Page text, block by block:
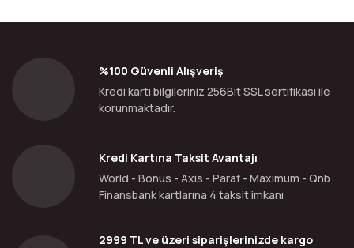
%100 Güvenli Alışveriş
Kredi kartı bilgileriniz 256Bit SSL sertifikası ile
korunmaktadır.
Kredi Kartına Taksit Avantajı
World - Bonus - Axis - Paraf - Maximum - Qnb
Finansbank kartlarına 4 taksit imkanı
2999 TL ve üzeri siparişlerinizde kargo